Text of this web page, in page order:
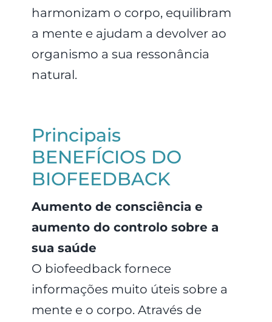
harmonizam o corpo, equilibram
a mente e ajudam a devolver ao
organismo a sua ressonância
natural.
Principais
BENEFÍCIOS DO
BIOFEEDBACK
Aumento de consciência e
aumento do controlo sobre a
sua saúde
O biofeedback fornece
informações muito úteis sobre a
mente e o corpo. Através de